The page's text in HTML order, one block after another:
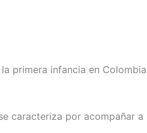
primera infancia en
caracteriza por acompañar